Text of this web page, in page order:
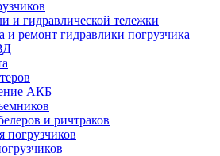
и гидравлической тележки
и ремонт гидравлики погрузчика
АКБ
и ричтраков
погрузчиков